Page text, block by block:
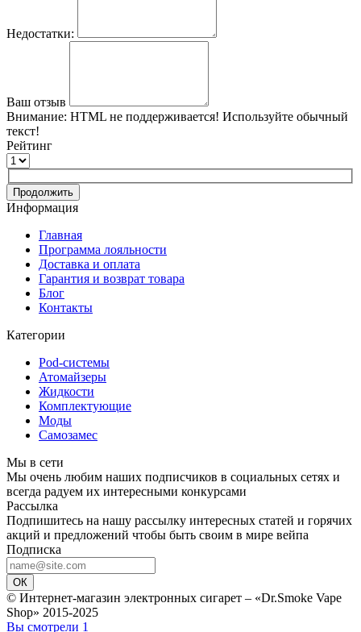
Недостатки:
Ваш отзыв
Внимание: HTML не поддерживается! Используйте обычный
текст!
Рейтинг
Продолжить
Информация
Главная
Программа лояльности
Доставка и оплата
Гарантия и возврат товара
Блог
Контакты
Категории
Pod-системы
Атомайзеры
Жидкости
Комплектующие
Моды
Самозамес
Мы в сети
Мы очень любим наших подписчиков в социальных сетях и
всегда радуем их интересными конкурсами
Рассылка
Подпишитесь на нашу рассылку интересных статей и горячих
акций и предложений чтобы быть своим в мире вейпа
Подписка
ОК
© Интернет-магазин электронных сигарет – «Dr.Smoke Vape
Shop» 2015-2025
Вы смотрели 1